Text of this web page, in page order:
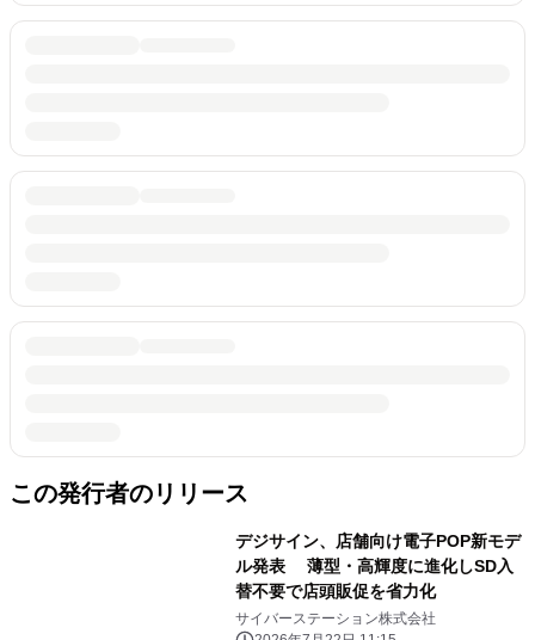
この発行者のリリース
デジサイン、店舗向け電子POP新モデ
ル発表 薄型・高輝度に進化しSD入
替不要で店頭販促を省力化
サイバーステーション株式会社